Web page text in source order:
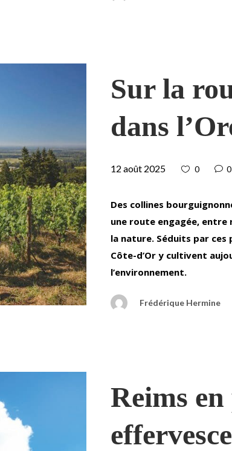
Sur la
dans
12 août 2025 0 0
Des collines
une route engagée,
la nature. Séduits par ces
Côte-d’Or y cultivent
l’environnement.
Frédérique Hermine
Reims